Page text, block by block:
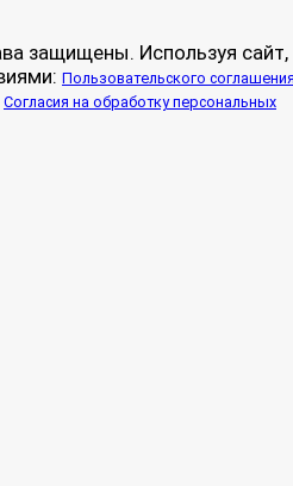
защищены. Используя сайт,
Пользовательского
Согласия на обработку персональных